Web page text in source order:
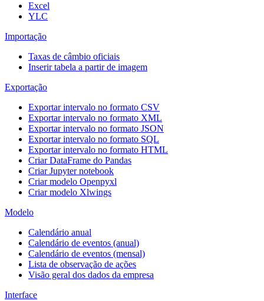
Excel
YLC
Importação
Taxas de câmbio oficiais
Inserir tabela a partir de imagem
Exportação
Exportar intervalo no formato CSV
Exportar intervalo no formato XML
Exportar intervalo no formato JSON
Exportar intervalo no formato SQL
Exportar intervalo no formato HTML
Criar DataFrame do Pandas
Criar Jupyter notebook
Criar modelo Openpyxl
Criar modelo Xlwings
Modelo
Calendário anual
Calendário de eventos (anual)
Calendário de eventos (mensal)
Lista de observação de ações
Visão geral dos dados da empresa
Interface